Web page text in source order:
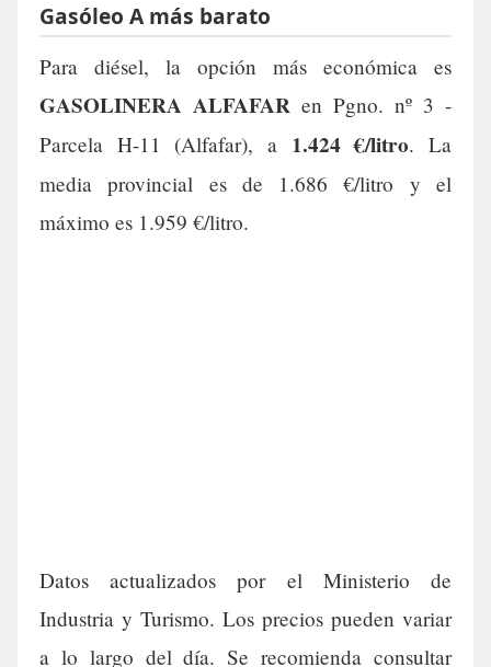
Gasóleo A más barato
Para diésel, la opción más económica es
GASOLINERA ALFAFAR en Pgno. nº 3 -
Parcela H-11 (Alfafar), a 1.424 €/litro. La
media provincial es de 1.686 €/litro y el
máximo es 1.959 €/litro.
Datos actualizados por el Ministerio de
Industria y Turismo. Los precios pueden variar
a lo largo del día. Se recomienda consultar